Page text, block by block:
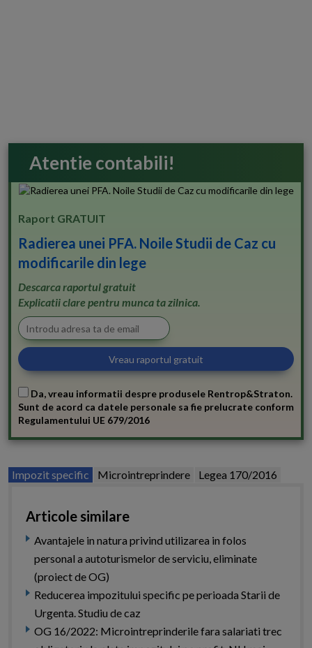
Atentie contabili!
Raport GRATUIT
Radierea unei PFA. Noile Studii de Caz cu
modificarile din lege
Descarca raportul gratuit
Explicatii clare pentru munca ta zilnica.
Da, vreau informatii despre produsele Rentrop&Straton.
Sunt de acord ca datele personale sa fie prelucrate conform
Regulamentului UE 679/2016
Impozit specific Microintreprindere Legea 170/2016
Articole similare
Avantajele in natura privind utilizarea in folos
personal a autoturismelor de serviciu, eliminate
(proiect de OG)
Reducerea impozitului specific pe perioada Starii de
Urgenta. Studiu de caz
OG 16/2022: Microintreprinderile fara salariati trec